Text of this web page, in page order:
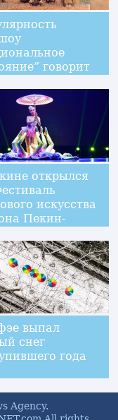
говорит
в своей
открылся
искусства
Пекин-
выпал
снег
года
Agency.